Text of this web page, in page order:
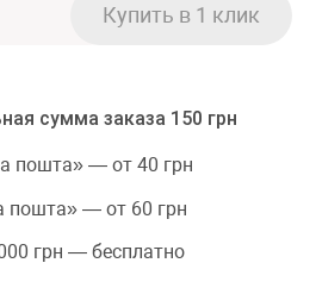
сумма заказа 150 грн
пошта» — от 40 грн
пошта» — от 60 грн
грн — бесплатно